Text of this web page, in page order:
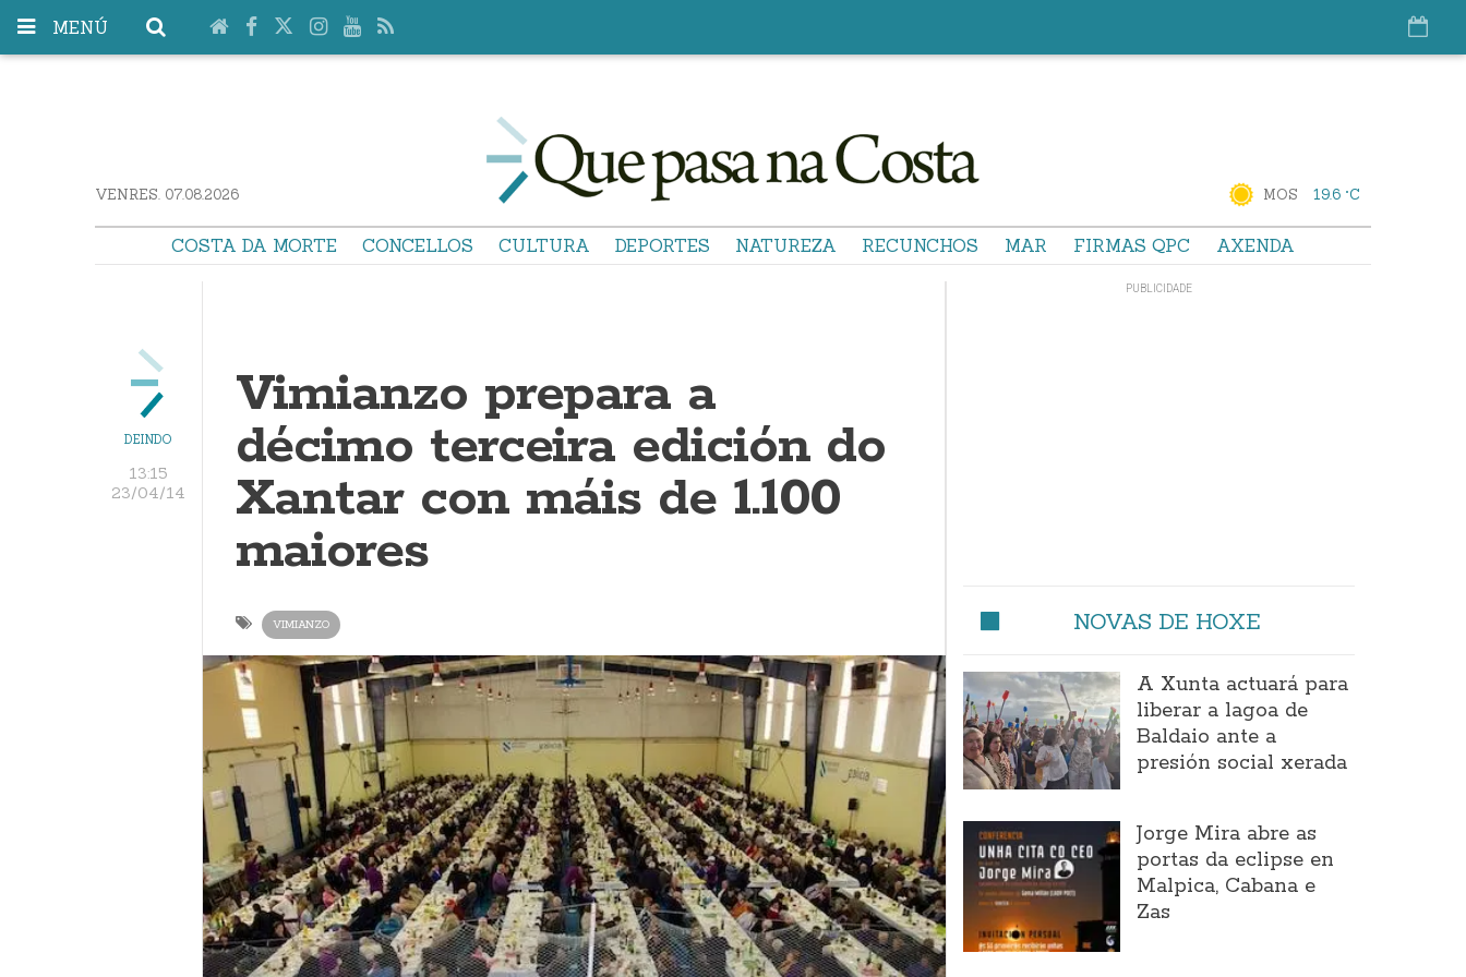
MENÚ
VENRES. 07.08.2026 MOS 19.6 °C
COSTA DA MORTE CONCELLOS CULTURA DEPORTES NATUREZA RECUNCHOS MAR FIRMAS QPC AXENDA
DEINDO
13:15
23/04/14
Vimianzo prepara a
décimo terceira edición do
Xantar con máis de 1.100
maiores
VIMIANZO NOVAS DE HOXE
A Xunta actuará para
liberar a lagoa de
Baldaio ante a
presión social xerada
Jorge Mira abre as
portas da eclipse en
Malpica, Cabana e
Zas